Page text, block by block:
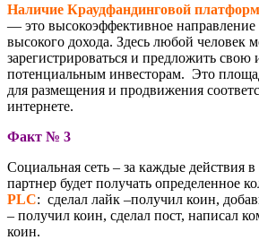
Наличие Краудфандинговой
— это высокоэффективное направление
высокого дохода. Здесь любой человек
зарегистрироваться и предложить свою
потенциальным инвесторам. Это
для размещения и продвижения
интернете.
Факт № 3
Социальная сеть – за каждые действия
партнер будет получать определенное
PLC: сделал лайк –получил коин,
– получил коин, сделал пост, написал
коин.